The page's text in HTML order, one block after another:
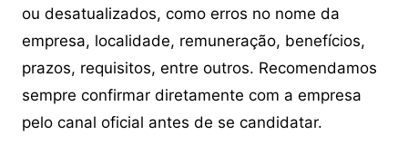
ou desatualizados, como erros no nome da
empresa, localidade, remuneração, benefícios,
prazos, requisitos, entre outros. Recomendamos
sempre confirmar diretamente com a empresa
pelo canal oficial antes de se candidatar.